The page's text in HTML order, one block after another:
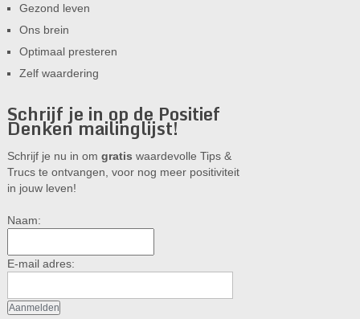
Gezond leven
Ons brein
Optimaal presteren
Zelf waardering
Schrijf je in op de Positief
Denken mailinglijst!
Schrijf je nu in om gratis waardevolle Tips &
Trucs te ontvangen, voor nog meer positiviteit
in jouw leven!
Naam:
E-mail adres: